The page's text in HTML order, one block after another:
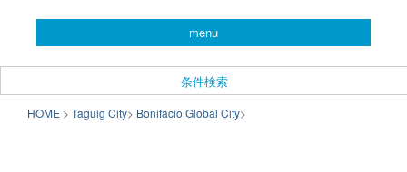
CONDO SEARCH in MAKATI.
フィリピン不動産検索サイト
you can search almost condominiums around makati city. フィリピン経済の
中心地マカティ周辺の不動産投資情報です。
menu
条件検索
メインコンテンツへ移動
サブコンテンツへ移動
HOME > Taguig City> Bonifacio Global City>